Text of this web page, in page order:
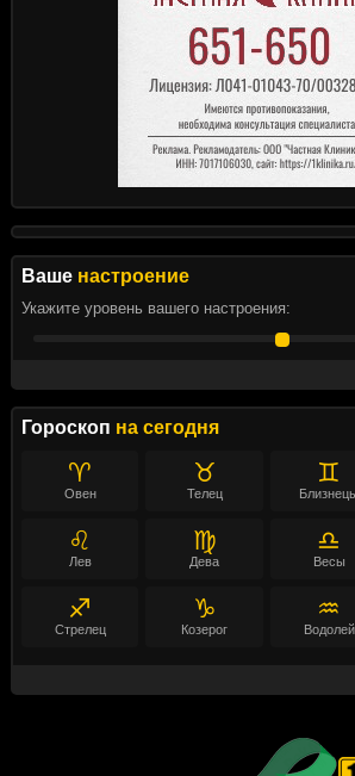
Ваше настроение
Укажите уровень вашего настроения:
Гороскоп на сегодня
♈
Овен
♉
Телец
♊
♌
Лев
♍
Дева
♎
Весы
♐
Стрелец
♑
Козерог
♒
Водолей